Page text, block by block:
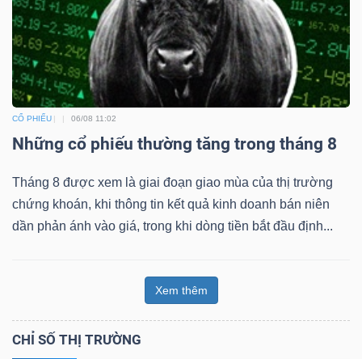
CỔ PHIẾU 06/08 11:02
Những cổ phiếu thường tăng trong tháng 8
Tháng 8 được xem là giai đoạn giao mùa của thị trường
chứng khoán, khi thông tin kết quả kinh doanh bán niên
dần phản ánh vào giá, trong khi dòng tiền bắt đầu định...
Xem thêm
CHỈ SỐ THỊ TRƯỜNG